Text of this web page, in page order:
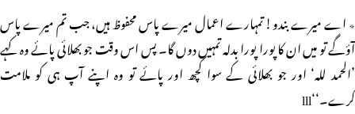
٭ اے میرے بندو! تمہارے اعمال میرے پاس محفوظ ہیں، جب تم میرے پاس
آؤگے تو میں ان کا پورا پورا بدلہ تمہیں دوں گا۔ پس اس وقت جو بھلائی پائے وہ کہے
’الحمد للہ‘ اور جو بھلائی کے سوا کچھ اور پائے تو وہ اپنے آپ ہی کو ملامت
کرے۔‘‘lll